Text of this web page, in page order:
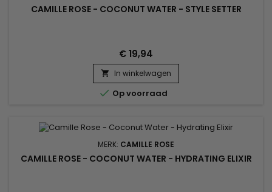
CAMILLE ROSE - COCONUT WATER - STYLE SETTER
€ 19,94
 In winkelwagen
 Op voorraad
MERK: CAMILLE ROSE
CAMILLE ROSE - COCONUT WATER - HYDRATING ELIXIR